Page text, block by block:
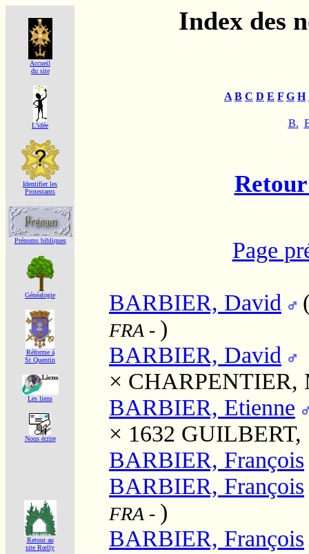
Accueil
du site
L'idée
Identifier les
Protestants
Prénoms bibliques
Généalogie
Réforme á
St Quentin
Les liens
Nous écrire
Retour au
site Rœlly
Index des
A B C D E F G H
B.
Page
BARBIER, David
FRA - )
BARBIER, David
× CHARPENTIER,
BARBIER, Etienne
× 1632 GUILBERT,
BARBIER, François
BARBIER, François
FRA - )
BARBIER, François